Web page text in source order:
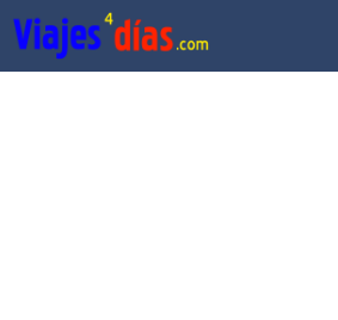
Saltar
al
contenido